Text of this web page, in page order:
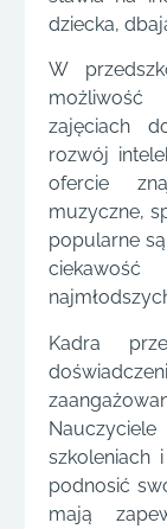
dziecka,
W
możliwość
zajęciach
rozwój
ofercie
muzyczne,
popularne
Kadra
szkoleniach
podnosić
mają